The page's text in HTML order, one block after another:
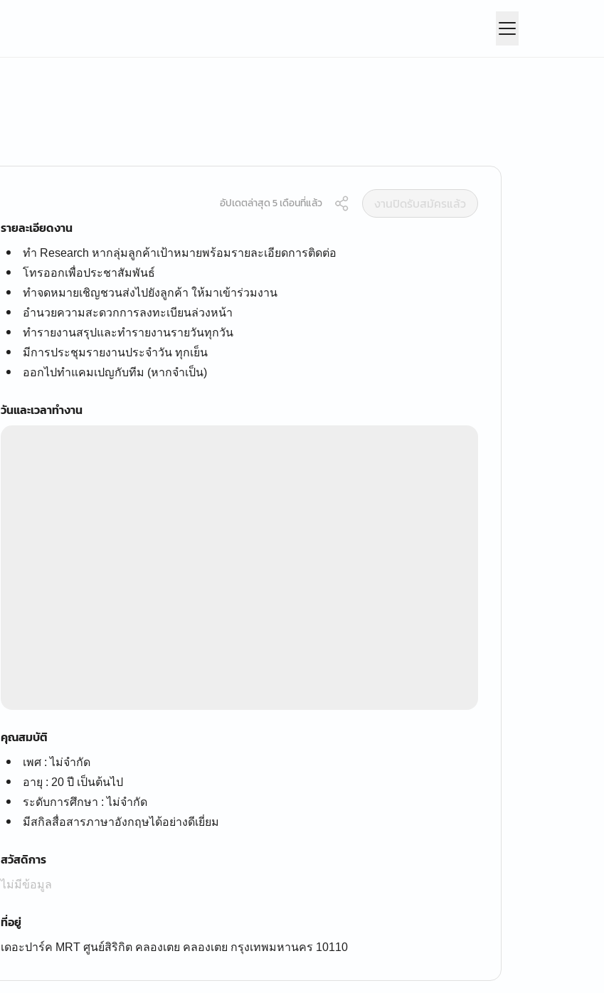
อัปเดตล่าสุด 5 เดือนที่แล้ว
งานปิดรับสมัครแล้ว
รายละเอียดงาน
ทำ Research หากลุ่มลูกค้าเป้าหมายพร้อมรายละเอียดการติดต่อ
โทรออกเพื่อประชาสัมพันธ์
ทำจดหมายเชิญชวนส่งไปยังลูกค้า ให้มาเข้าร่วมงาน
อำนวยความสะดวกการลงทะเบียนล่วงหน้า
ทำรายงานสรุปและทำรายงานรายวันทุกวัน
มีการประชุมรายงานประจำวัน ทุกเย็น
ออกไปทำแคมเปญกับทีม (หากจำเป็น)
วันและเวลาทำงาน
คุณสมบัติ
เพศ : ไม่จำกัด
อายุ : 20 ปี เป็นต้นไป
ระดับการศึกษา : ไม่จำกัด
มีสกิลสื่อสารภาษาอังกฤษได้อย่างดีเยี่ยม
สวัสดิการ
ไม่มีข้อมูล
ที่อยู่
เดอะปาร์ค MRT ศูนย์สิริกิต คลองเตย คลองเตย กรุงเทพมหานคร 10110